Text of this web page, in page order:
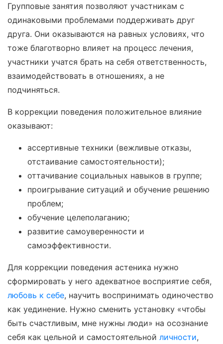
Групповые занятия позволяют участникам с
одинаковыми проблемами поддерживать друг
друга. Они оказываются на равных условиях, что
тоже благотворно влияет на процесс лечения,
участники учатся брать на себя ответственность,
взаимодействовать в отношениях, а не
подчиняться.
В коррекции поведения положительное влияние
оказывают:
ассертивные техники (вежливые отказы,
отстаивание самостоятельности);
оттачивание социальных навыков в группе;
проигрывание ситуаций и обучение решению
проблем;
обучение целеполаганию;
развитие самоуверенности и
самоэффективности.
Для коррекции поведения астеника нужно
сформировать у него адекватное восприятие себя,
любовь к себе, научить воспринимать одиночество
как уединение. Нужно сменить установку «чтобы
быть счастливым, мне нужны люди» на осознание
себя как цельной и самостоятельной личности,